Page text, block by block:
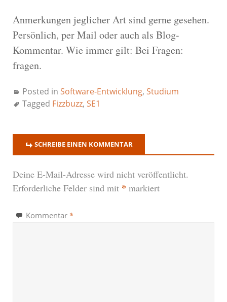
Anmerkungen jeglicher Art sind gerne gesehen.
Persönlich, per Mail oder auch als Blog-
Kommentar. Wie immer gilt: Bei Fragen:
fragen.
Posted in Software-Entwicklung, Studium
Tagged Fizzbuzz, SE1
SCHREIBE EINEN KOMMENTAR
Deine E-Mail-Adresse wird nicht veröffentlicht.
Erforderliche Felder sind mit * markiert
Kommentar *